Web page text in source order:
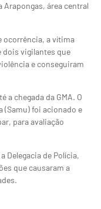
Arapongas, área central
ocorrência, a vítima
dois vigilantes que
e conseguiram
a chegada da GMA. O
(Samu) foi acionado e
para avaliação
Delegacia de Polícia,
que causaram a